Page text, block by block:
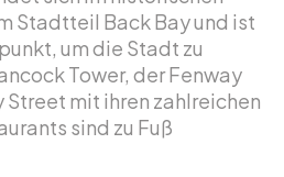
Stadtteil Back Bay und ist
um die Stadt zu
Tower, der Fenway
Street mit ihren zahlreichen
sind zu Fuß